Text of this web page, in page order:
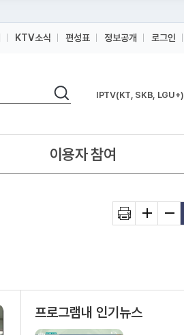
KTV소식 편성표 정보공개 로그인
검색 IPTV(KT, SKB, LGU+)
IPTV(KT, SKB, LGU+)
이용자 참여
프로그램내 인기뉴스